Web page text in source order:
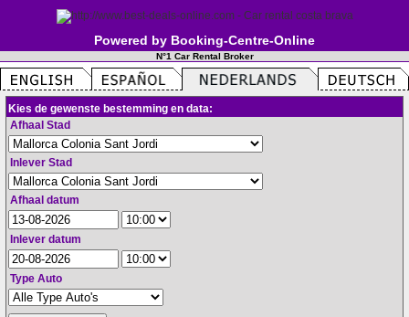
Powered by Booking-Centre-Online
N°1 Car Rental Broker
Kies de gewenste bestemming en data:
Afhaal Stad
Inlever Stad
Afhaal datum
Inlever datum
Type Auto